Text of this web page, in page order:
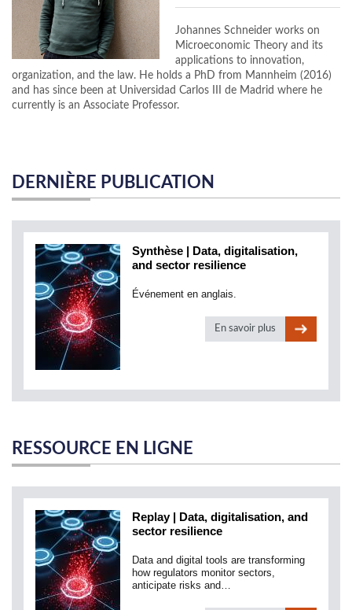
Johannes Schneider works on
Microeconomic Theory and its
applications to innovation,
organization, and the law. He holds a PhD from Mannheim (2016)
and has since been at Universidad Carlos III de Madrid where he
currently is an Associate Professor.
DERNIÈRE PUBLICATION
Synthèse | Data, digitalisation,
and sector resilience
Événement en anglais.
En savoir plus
RESSOURCE EN LIGNE
Replay | Data, digitalisation, and
sector resilience
Data and digital tools are transforming
how regulators monitor sectors,
anticipate risks and…